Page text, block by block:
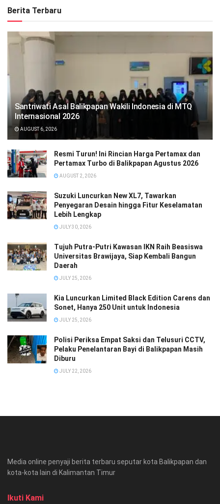
Berita Terbaru
Santriwati Asal Balikpapan Wakili Indonesia di MTQ
Internasional 2026
AUGUST 6, 2026
Resmi Turun! Ini Rincian Harga Pertamax dan
Pertamax Turbo di Balikpapan Agustus 2026
AUGUST 2, 2026
Suzuki Luncurkan New XL7, Tawarkan
Penyegaran Desain hingga Fitur Keselamatan
Lebih Lengkap
JULY 30, 2026
Tujuh Putra-Putri Kawasan IKN Raih Beasiswa
Universitas Brawijaya, Siap Kembali Bangun
Daerah
JULY 25, 2026
Kia Luncurkan Limited Black Edition Carens dan
Sonet, Hanya 250 Unit untuk Indonesia
JULY 25, 2026
Polisi Periksa Empat Saksi dan Telusuri CCTV,
Pelaku Penelantaran Bayi di Balikpapan Masih
Diburu
JULY 22, 2026
Media online penyaji berita terbaru seputar kota Balikpapan dan
kota-kota lain di Kalimantan Timur
Ikuti Kami